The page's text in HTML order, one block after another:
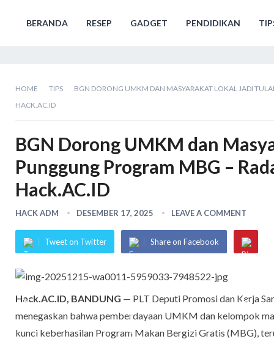
BERANDA RESEP GADGET PENDIDIKAN
HOME TIPS
BGN DORONG UMKM DAN MASYARAKAT LOKAL JADI
HACK.AC.ID
BGN Dorong UMKM dan
Punggung Program MBG –
Hack.AC.ID
HACK ADM DESEMBER 17, 2025 LEAVE A COMMENT
Tweet on Twitter Share on Facebook
Hack.AC.ID, BANDUNG — PLT Deputi Promosi dan Kerja
menegaskan bahwa pemberdayaan UMKM dan kelompok
kunci keberhasilan Program Makan Bergizi Gratis (MBG),